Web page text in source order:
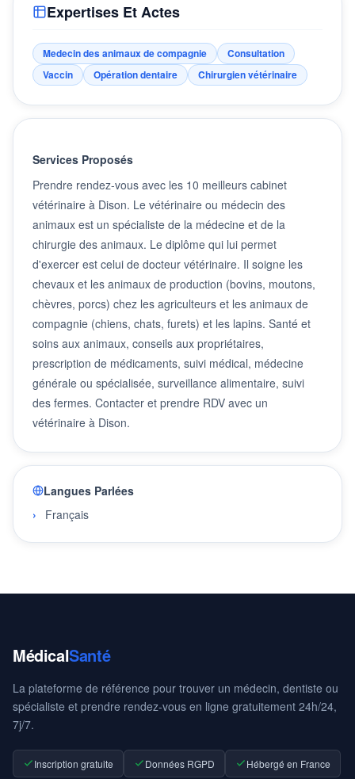
Expertises Et Actes
Medecin des animaux de compagnie
Consultation
Vaccin
Opération dentaire Chirurgien vétérinaire
Services Proposés
Prendre rendez-vous avec les 10 meilleurs cabinet
vétérinaire à Dison. Le vétérinaire ou médecin des
animaux est un spécialiste de la médecine et de la
chirurgie des animaux. Le diplôme qui lui permet
d'exercer est celui de docteur vétérinaire. Il soigne les
chevaux et les animaux de production (bovins, moutons,
chèvres, porcs) chez les agriculteurs et les animaux de
compagnie (chiens, chats, furets) et les lapins. Santé et
soins aux animaux, conseils aux propriétaires,
prescription de médicaments, suivi médical, médecine
générale ou spécialisée, surveillance alimentaire, suivi
des fermes. Contacter et prendre RDV avec un
vétérinaire à Dison.
Langues Parlées
Français
MédicalSanté
La plateforme de référence pour trouver un médecin, dentiste ou
spécialiste et prendre rendez-vous en ligne gratuitement 24h/24,
7j/7.
Inscription gratuite Données RGPD Hébergé en France